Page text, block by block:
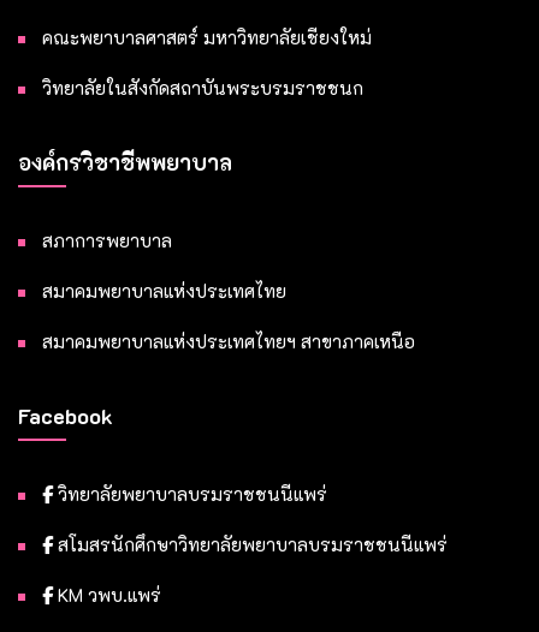
คณะพยาบาลศาสตร์ มหาวิทยาลัยเชียงใหม่
วิทยาลัยในสังกัดสถาบันพระบรมราชชนก
องค์กรวิชาชีพพยาบาล
สภาการพยาบาล
สมาคมพยาบาลแห่งประเทศไทย
สมาคมพยาบาลแห่งประเทศไทยฯ สาขาภาคเหนือ
Facebook
วิทยาลัยพยาบาลบรมราชชนนีแพร่
สโมสรนักศึกษาวิทยาลัยพยาบาลบรมราชชนนีแพร่
KM วพบ.แพร่